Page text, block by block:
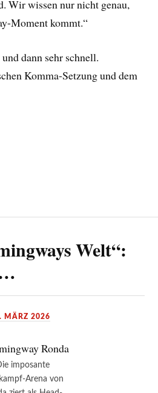
Wir wissen nur nicht genau,
Moment kommt.“
dann sehr schnell.
Komma-Setzung und dem
Welt“:
MÄRZ 2026
imposante
Arena von